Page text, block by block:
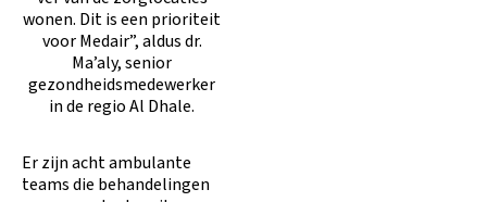
wonen. Dit is een prioriteit
voor Medair”, aldus dr.
Ma’aly, senior
gezondheidsmedewerker
in de regio Al Dhale.
Er zijn acht ambulante
teams die behandelingen